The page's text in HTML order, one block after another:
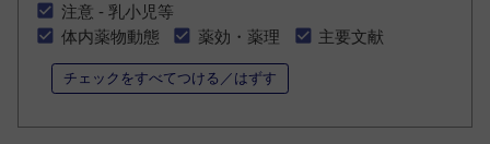
注意 - 乳小児等
体内薬物動態
薬効・薬理 主要文献
チェックをすべてつける／はずす